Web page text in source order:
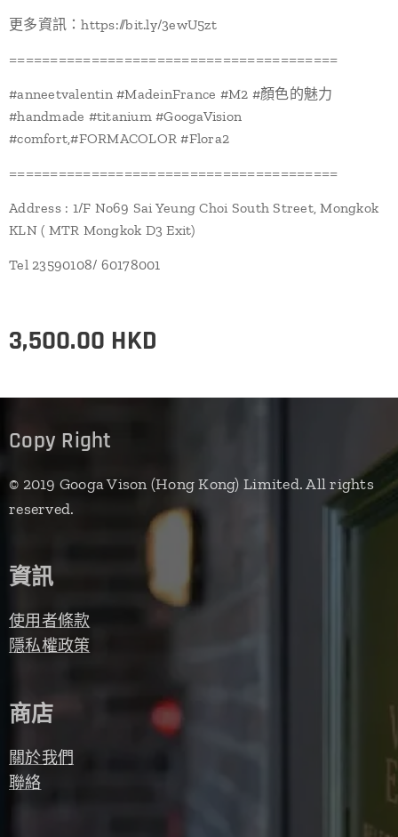
更多資訊：https://bit.ly/3ewU5zt
========================================
#anneetvalentin #MadeinFrance #M2 #顏色的魅力
#handmade #titanium #GoogaVision
#comfort,#FORMACOLOR #Flora2
========================================
Address : 1/F No69 Sai Yeung Choi South Street, Mongkok
KLN ( MTR Mongkok D3 Exit)
Tel 23590108/ 60178001
3,500.00 HKD
Copy Right
© 2019 Googa Vison (Hong Kong) Limited. All rights
reserved.
資訊
使用者條款
隱私權政策
商店
關於我們
聯絡